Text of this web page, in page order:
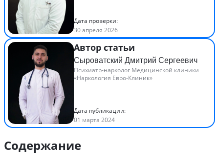
Дата проверки:
30 апреля 2026
Автор статьи
Сыроватский Дмитрий Сергеевич
Психиатр-нарколог Медицинской клиники
«Наркология Евро-Клиник»
Дата публикации:
01 марта 2024
Содержание